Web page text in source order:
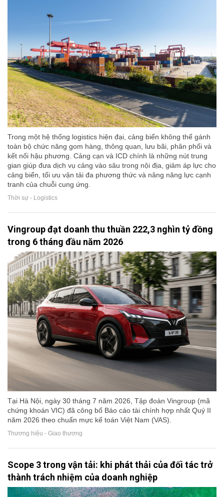
Trong một hệ thống logistics hiện đại, cảng biển không thể gánh
toàn bộ chức năng gom hàng, thông quan, lưu bãi, phân phối và
kết nối hậu phương. Cảng cạn và ICD chính là những nút trung
gian giúp đưa dịch vụ cảng vào sâu trong nội địa, giảm áp lực cho
cảng biển, tối ưu vận tải đa phương thức và nâng năng lực cạnh
tranh của chuỗi cung ứng.
Thời sự - Logistics
Vingroup đạt doanh thu thuần 222,3 nghìn tỷ đồng
trong 6 tháng đầu năm 2026
Tại Hà Nội, ngày 30 tháng 7 năm 2026, Tập đoàn Vingroup (mã
chứng khoán VIC) đã công bố Báo cáo tài chính hợp nhất Quý II
năm 2026 theo chuẩn mực kế toán Việt Nam (VAS).
Thương hiệu - Giao thương
Scope 3 trong vận tải: khi phát thải của đối tác trở
thành trách nhiệm của doanh nghiệp